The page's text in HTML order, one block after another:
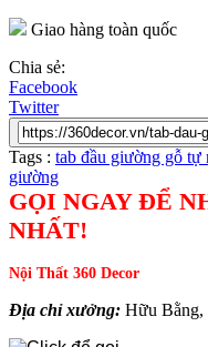
Giao hàng toàn quốc
Chia sẻ:
Facebook
Twitter
Tags : tab đầu giường gỗ tự
giường
GỌI NGAY ĐỂ
NHẤT!
Nội Thất 360 Decor
Địa chỉ xưởng: Hữu Bằng,